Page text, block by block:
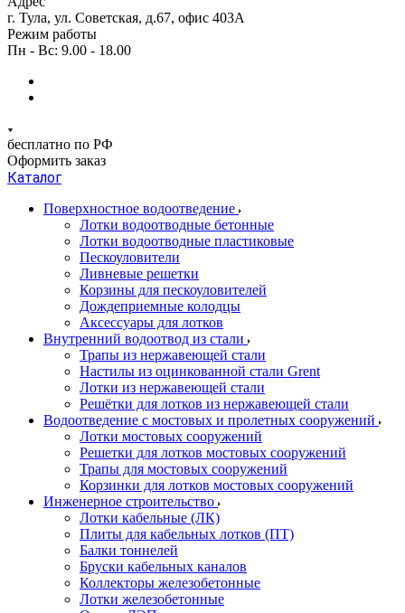
г. Тула, ул. Советская, д.67, офис 403А
Режим работы
Пн - Вс: 9.00 - 18.00
бесплатно по РФ
Оформить заказ
Каталог
Поверхностное водоотведение
Лотки водоотводные бетонные
Лотки водоотводные пластиковые
Пескоуловители
Ливневые решетки
Корзины для пескоуловителей
Дождеприемные колодцы
Аксессуары для лотков
Внутренний водоотвод из стали
Трапы из нержавеющей стали
Настилы из оцинкованной стали Grent
Лотки из нержавеющей стали
Решётки для лотков из нержавеющей стали
Водоотведение с мостовых и пролетных сооружений
Лотки мостовых сооружений
Решетки для лотков мостовых сооружений
Трапы для мостовых сооружений
Корзинки для лотков мостовых сооружений
Инженерное строительство
Лотки кабельные (ЛК)
Плиты для кабельных лотков (ПТ)
Балки тоннелей
Бруски кабельных каналов
Коллекторы железобетонные
Лотки железобетонные